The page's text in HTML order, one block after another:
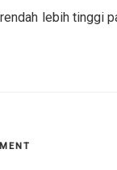
lebih tinggi